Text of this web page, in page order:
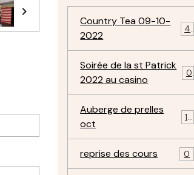
Country Tea 09-10-
2022
4
Soirée de la st Patrick
2022 au casino
0
Auberge de prelles
oct
11
reprise des cours 0